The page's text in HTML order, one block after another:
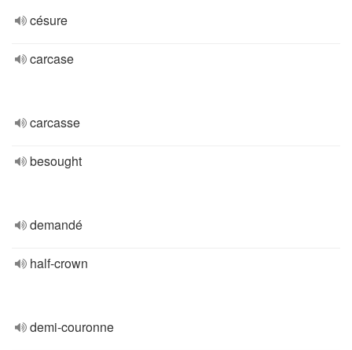
césure
carcase
carcasse
besought
demandé
half-crown
demi-couronne